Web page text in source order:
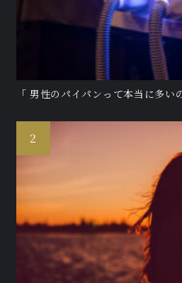
「 男性のパイパンって本当に多い